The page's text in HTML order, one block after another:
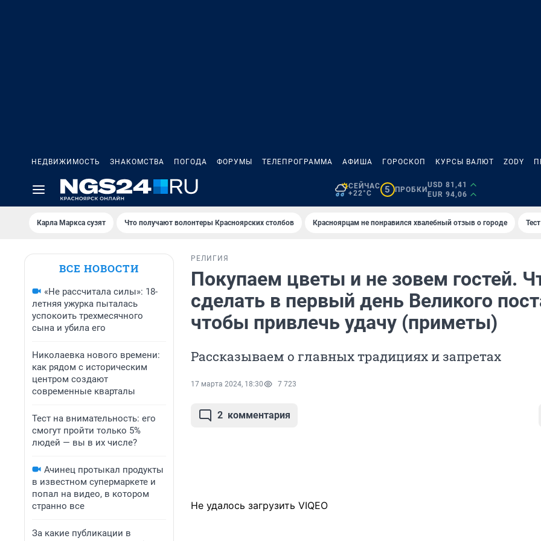
НЕДВИЖИМОСТЬ ЗНАКОМСТВА ПОГОДА ФОРУМЫ ТЕЛЕПРОГРАММА АФИША ГОРОСКОП КУРСЫ ВАЛЮТ ZODY
СЕЙЧАС
+22°C
5 ПРОБКИ
USD 81,41
EUR 94,06
Карла Маркса сузят Что получают волонтеры Красноярских столбов Красноярцам не понравился хвалебный отзыв о городе
ВСЕ НОВОСТИ
«Не рассчитала силы»: 18-
летняя ужурка пыталась
успокоить трехмесячного
сына и убила его
Николаевка нового времени:
как рядом с историческим
центром создают
современные кварталы
Тест на внимательность: его
смогут пройти только 5%
людей — вы в их числе?
Ачинец протыкал продукты
в известном супермаркете и
попал на видео, в котором
странно все
За какие публикации в
РЕЛИГИЯ
Покупаем цветы и не зовем гостей.
сделать в первый день Великого
чтобы привлечь удачу (приметы)
Рассказываем о главных традициях и запретах
17 марта 2024, 18:30 7 723
2 комментария
Не удалось загрузить VIQEO